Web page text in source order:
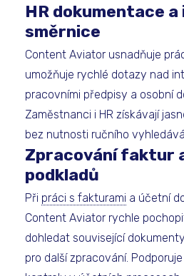
HR dokumentace
směrnice
Content Aviator usnadňuje
umožňuje rychlé dotazy nad
pracovními předpisy a osobní
Zaměstnanci i HR získávají
bez nutnosti ručního
Zpracování faktur
podkladů
Při práci s fakturami a účetní
Content Aviator rychle
dohledat související
pro další zpracování.